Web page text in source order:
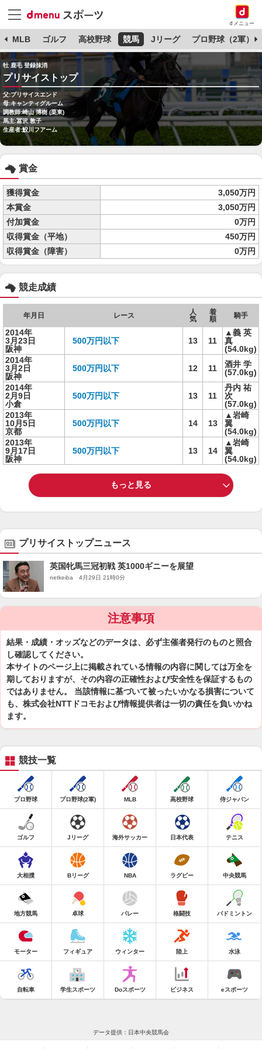
dメニュー
MLB ゴルフ 高校野球 競馬 Jリーグ プロ野球（2軍）
牡 鹿毛 登録抹消
プリサイストップ
父:プリサイスエンド
母:キャンティグルーム
調教師:崎山 博樹 (栗東)
馬主:冨沢 敦子
生産者:鮫川フアーム
賞金
獲得賞金
3,050万円
本賞金
3,050万円
付加賞金
0万円
収得賞金（平地）
450万円
収得賞金（障害）
0万円
競走成績
年月日 レース
人
気
着
順
騎手
2014年
3月23日
阪神
500万円以下 13 11
▲義 英
真
(54.0kg)
2014年
3月2日
阪神
500万円以下 12 11
酒井 学
(57.0kg)
2014年
2月9日
小倉
500万円以下 13 11
丹内 祐
次
(57.0kg)
2013年
10月5日
京都
500万円以下 14 13
▲岩崎
翼
(54.0kg)
2013年
9月17日
阪神
500万円以下 13 14
▲岩崎
翼
(54.0kg)
もっと見る
プリサイストップニュース
英国牝馬三冠初戦 英1000ギニーを展望
netkeiba 4月29日 21時0分
注意事項
結果・成績・オッズなどのデータは、必ず主催者発行のものと照合
し確認してください。
本サイトのページ上に掲載されている情報の内容に関しては万全を
期しておりますが、その内容の正確性および安全性を保証するもの
ではありません。 当該情報に基づいて被ったいかなる損害について
も、株式会社NTTドコモおよび情報提供者は一切の責任を負いかね
ます。
競技一覧
プロ野球 プロ野球(2軍) MLB 高校野球 侍ジャパン
ゴルフ Jリーグ 海外サッカー 日本代表 テニス
大相撲 Bリーグ NBA ラグビー 中央競馬
地方競馬 卓球 バレー 格闘技 バドミントン
モーター フィギュア ウィンター 陸上 水泳
自転車 学生スポーツ Doスポーツ ビジネス eスポーツ
データ提供：日本中央競馬会